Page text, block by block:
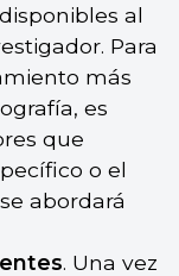
al
Para
más
es
que
o el
abordará
. Una vez